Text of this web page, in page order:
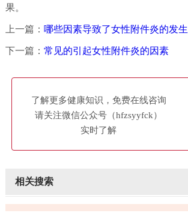
果。
上一篇： 哪些因素导致了女性附件炎的发生
下一篇： 常见的引起女性附件炎的因素
了解更多健康知识，免费在线咨询
请关注微信公众号（hfzsyyfck）
实时了解
相关搜索